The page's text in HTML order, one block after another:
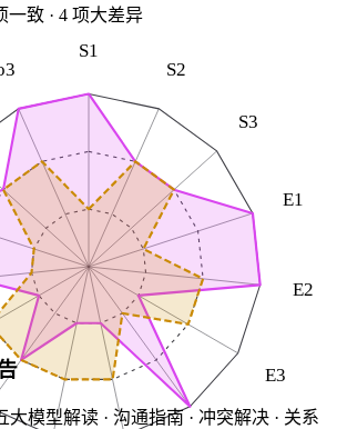
一致 · 4 项大差异
S1
S2
S3
E1
E2
E3
大模型解读 · 沟通指南 · 冲突解决 · 关系